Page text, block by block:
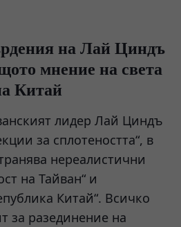
на Лай Циндъ
мнение на света
Китай
лидер Лай Циндъ
за сплотеността“, в
нереалистични
на Тайван“ и
Китай“. Всичко
за разединение на